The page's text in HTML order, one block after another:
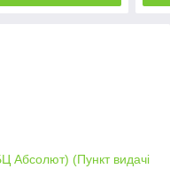
Абсолют) (Пункт видачі